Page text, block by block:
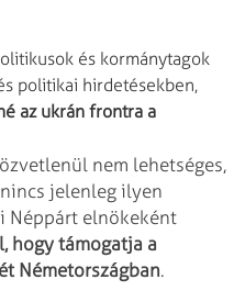
és kormánytagok
politikai hirdetésekben,
az ukrán frontra a
nem lehetséges,
jelenleg ilyen
Néppárt elnökeként
hogy támogatja a
Németországban.